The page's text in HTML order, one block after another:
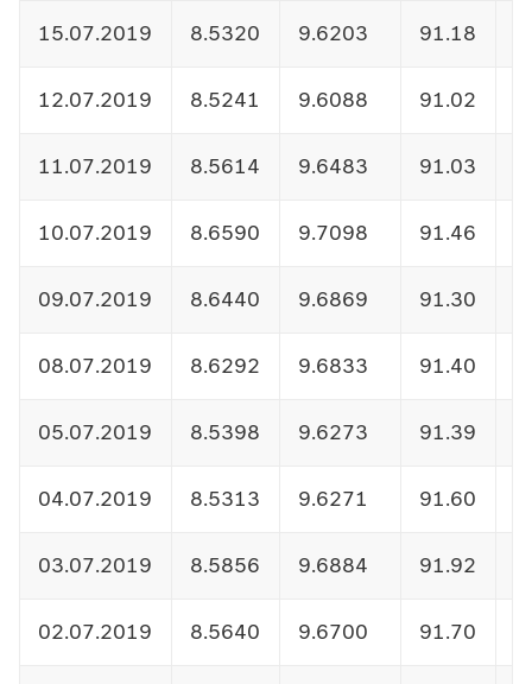
15.07.2019 8.5320 9.6203 91.18
12.07.2019 8.5241 9.6088 91.02
11.07.2019 8.5614 9.6483 91.03
10.07.2019 8.6590 9.7098 91.46
09.07.2019 8.6440 9.6869 91.30
08.07.2019 8.6292 9.6833 91.40
05.07.2019 8.5398 9.6273 91.39
04.07.2019 8.5313 9.6271 91.60
03.07.2019 8.5856 9.6884 91.92
02.07.2019 8.5640 9.6700 91.70